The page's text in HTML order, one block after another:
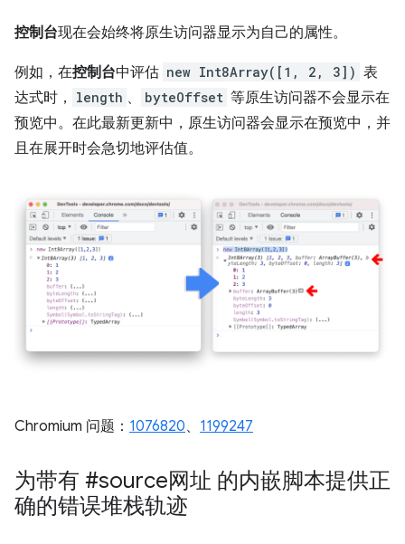
控制台现在会始终将原生访问器显示为自己的属性。
例如，在控制台中评估 new Int8Array([1, 2, 3]) 表
达式时，
length 、 byteOffset 等原生访问器不会显示在
预览中。在此最新更新中，原生访问器会显示在预览中，并
且在展开时会急切地评估值。
Chromium 问题： 1076820、 1199247
为带有 #source网址 的内嵌脚本提供正
确的错误堆栈轨迹